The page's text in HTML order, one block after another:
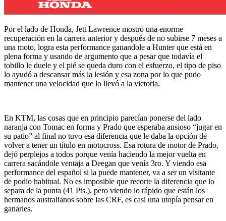
Por el lado de Honda, Jett Lawrence mostró una enorme
recuperación en la carrera anterior y después de no subirse 7 meses a
una moto, logra esta performance ganandole a Hunter que está en
plena forma y usando de argumento que a pesar que todavía el
tobillo le duele y el pié se queda duro con el esfuerzo, el tipo de piso
lo ayudó a descansar más la lesión y esa zona por lo que pudo
mantener una velocidad que lo llevó a la victoria.
En KTM, las cosas que en principio parecían ponerse del lado
naranja con Tomac en forma y Prado que esperaba ansioso “jugar en
su patio” al final no tuvo esa diferencia que le daba la opción de
volver a tener un título en motocross. Esa rotura de motor de Prado,
dejó perplejos a todos porque venía haciendo la mejor vuelta en
carrera sacándole ventaja a Deegan que venía 3ro. Y viendo esa
performance del español si la puede mantener, va a ser un visitante
de podio habitual. No es imposible que recorte la diferencia que lo
separa de la punta (41 Pts.), pero viendo lo rápido que están los
hermanos australianos sobre las CRF, es casi una utopía pensar en
ganarles.